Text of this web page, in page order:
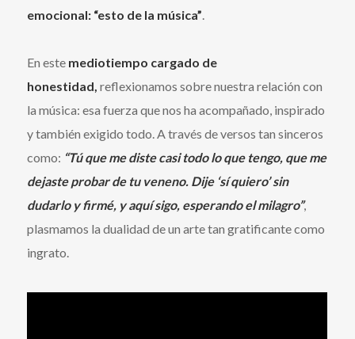
emocional: “esto de la música”.
En este mediotiempo cargado de
honestidad, reflexionamos sobre nuestra relación con
la música: esa fuerza que nos ha acompañado, inspirado
y también exigido todo. A través de versos tan sinceros
como: “Tú que me diste casi todo lo que tengo, que me
dejaste probar de tu veneno. Dije ‘sí quiero’ sin
dudarlo y firmé, y aquí sigo, esperando el milagro”,
plasmamos la dualidad de un arte tan gratificante como
ingrato.